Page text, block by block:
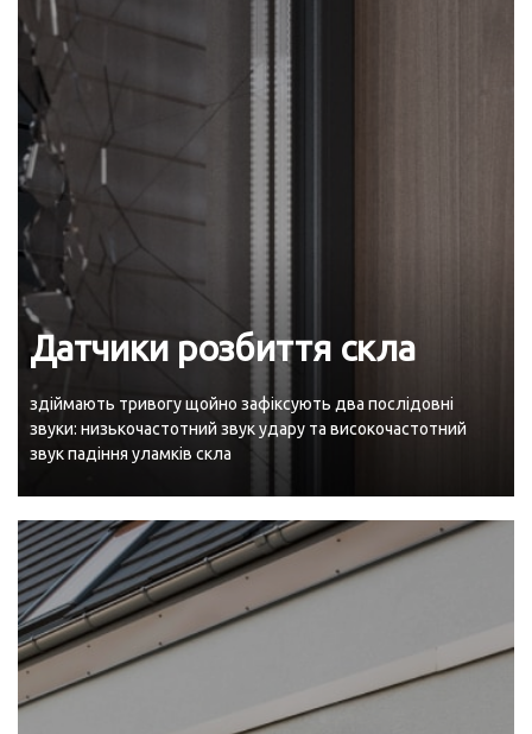
Датчики розбиття скла
здіймають тривогу щойно зафіксують два послідовні
звуки: низькочастотний звук удару та високочастотний
звук падіння уламків скла